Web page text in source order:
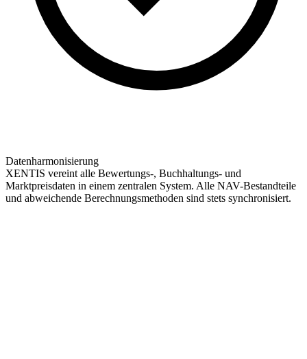
Datenharmonisierung
XENTIS vereint alle Bewertungs-, Buchhaltungs- und
Marktpreisdaten in einem zentralen System. Alle NAV-Bestandteile
und abweichende Berechnungsmethoden sind stets synchronisiert.